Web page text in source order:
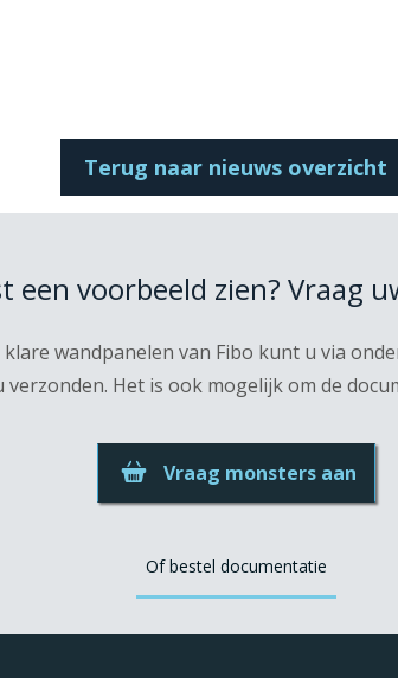
Terug naar nieuws overzicht
een voorbeeld zien? Vraag
wandpanelen van Fibo kunt u via
Het is ook mogelijk om de
Vraag monsters aan
Of bestel documentatie